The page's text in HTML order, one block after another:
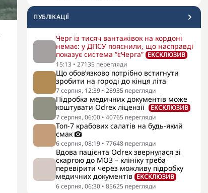
ПУБЛІКАЦІЇ
Черг із тисяч вантажівок на кордоні
немає: у ДПСУ пояснили, що насправді
показує система “єЧерга” ЕКСКЛЮЗИВ
15:13 • 27135 перегляди
Що обов’язково потрібно встигнути
зробити на городі до кінця літа
7 серпня, 12:39 • 28935 перегляди
Підробка медичних документів може
коштувати Odrex ліцензії
ЕКСКЛЮЗИВ
7 серпня, 06:00 • 40765 перегляди
Топ-7 крабових салатів на будь-який
смак
6 серпня, 08:19 • 77648 перегляди
Вдова пацієнта Odrex звернулася зі
скаргою до МОЗ – клініку треба
перевірити через можливу підробку
медичних документів ЕКСКЛЮЗИВ
6 серпня, 06:30 • 85625 перегляди